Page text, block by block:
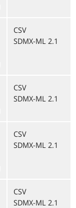
CSV
SDMX-ML 2.1
CSV
SDMX-ML 2.1
CSV
SDMX-ML 2.1
CSV
SDMX-ML 2.1